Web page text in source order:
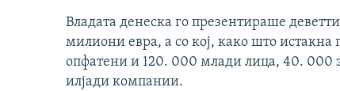
Владата денеска го презентираше
милиони евра, а со кој, како што
опфатени и 120. 000 млади лица, 40. 000
илјади компании.